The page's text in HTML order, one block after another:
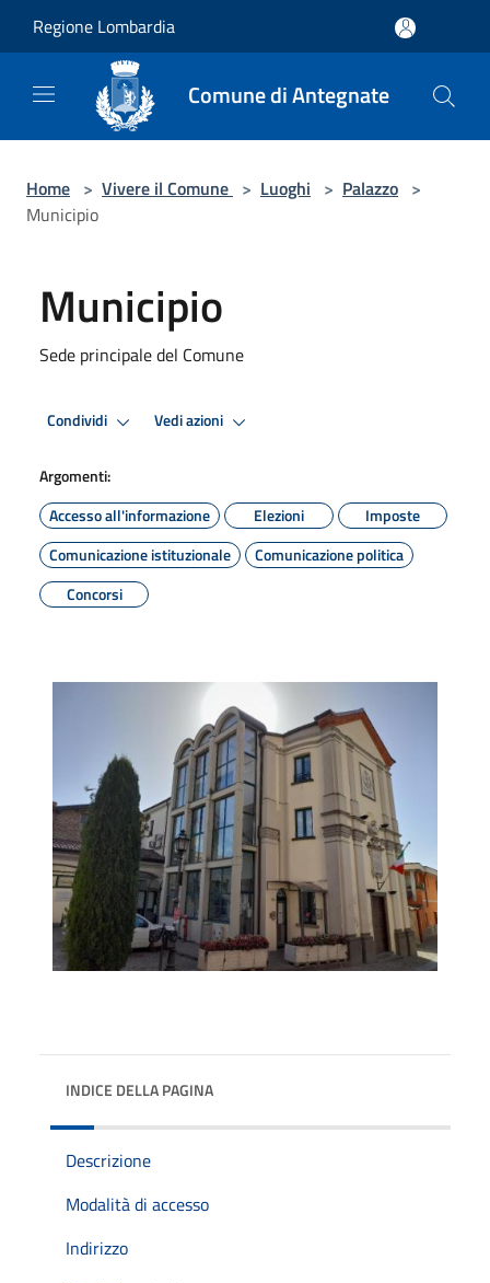
Regione Lombardia
Comune di Antegnate
Home > Vivere il Comune > Luoghi > Palazzo >
Municipio
Municipio
Sede principale del Comune
Condividi Vedi azioni
Argomenti:
Accesso all'informazione
Elezioni
Imposte
Comunicazione istituzionale
Comunicazione politica
Concorsi
INDICE DELLA PAGINA
Descrizione
Modalità di accesso
Indirizzo